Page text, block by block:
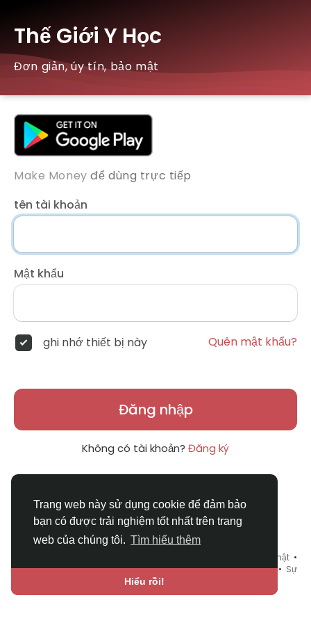
Trang web này sử dụng cookie để đảm bảo
bạn có được trải nghiệm tốt nhất trên trang
web của chúng tôi. Tìm hiểu thêm
Hiểu rồi!
Thế Giới Y Học
Đơn giản, úy tín, bảo mật
Make Money để dùng trực tiếp
tên tài khoản
Mật khẩu
ghi nhớ thiết bị này Quên mật khẩu?
Đăng nhập
Không có tài khoản? Đăng ký
Chính sách bảo mật •
Liên hệ chúng tôi•Bao Quát•Danh mục•Blog•Diễn đàn• Sự
Chợ Tình•